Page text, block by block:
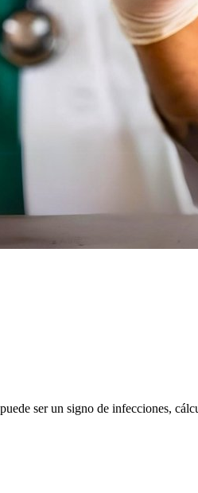
ser un signo de infecciones,